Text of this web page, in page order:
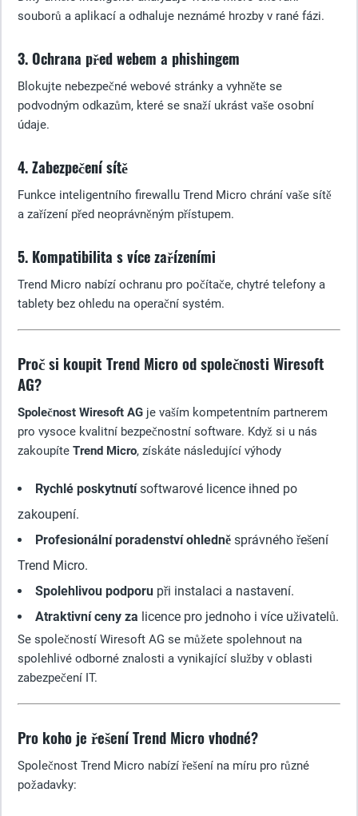
souborů a aplikací a odhaluje neznámé hrozby v rané fázi.
3. Ochrana před webem a phishingem
Blokujte nebezpečné webové stránky a vyhněte se
podvodným odkazům, které se snaží ukrást vaše osobní
údaje.
4. Zabezpečení sítě
Funkce inteligentního firewallu Trend Micro chrání vaše sítě
a zařízení před neoprávněným přístupem.
5. Kompatibilita s více zařízeními
Trend Micro nabízí ochranu pro počítače, chytré telefony a
tablety bez ohledu na operační systém.
Proč si koupit Trend Micro od společnosti Wiresoft
AG?
Společnost Wiresoft AG je vaším kompetentním partnerem
pro vysoce kvalitní bezpečnostní software. Když si u nás
zakoupíte Trend Micro, získáte následující výhody
Rychlé poskytnutísoftwarové licence ihned po
zakoupení.
Profesionální poradenství ohledně správného řešení
Trend Micro.
Spolehlivou podporu při instalaci a nastavení.
Atraktivní ceny za licence pro jednoho i více uživatelů.
Se společností Wiresoft AG se můžete spolehnout na
spolehlivé odborné znalosti a vynikající služby v oblasti
zabezpečení IT.
Pro koho je řešení Trend Micro vhodné?
Společnost Trend Micro nabízí řešení na míru pro různé
požadavky: